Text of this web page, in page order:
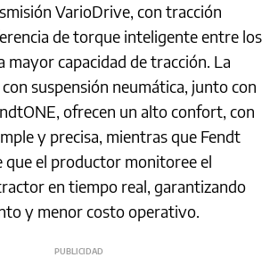
VarioDrive, con tracción
de torque inteligente entre los
mayor capacidad de tracción. La
suspensión neumática, junto con
ofrecen un alto confort, con
y precisa, mientras que Fendt
que el productor monitoree el
en tiempo real, garantizando
y menor costo operativo.